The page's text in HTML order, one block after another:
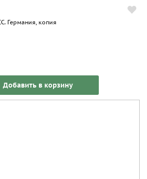
Германия, копия
Добавить в корзину